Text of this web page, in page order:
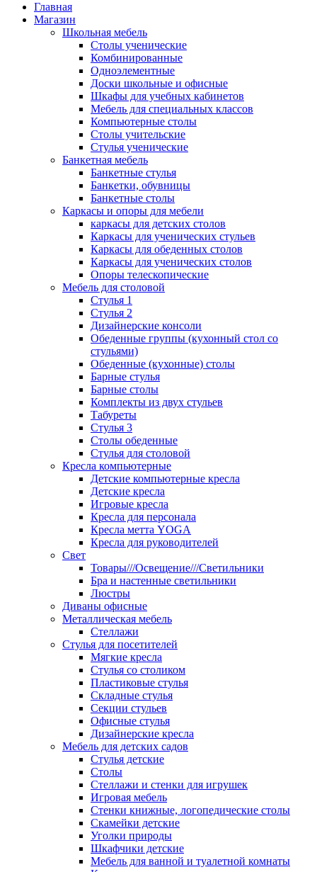
Главная
Магазин
Школьная мебель
Столы ученические
Комбинированные
Одноэлементные
Доски школьные и офисные
Шкафы для учебных кабинетов
Мебель для специальных классов
Компьютерные столы
Столы учительские
Стулья ученические
Банкетная мебель
Банкетные стулья
Банкетки, обувницы
Банкетные столы
Каркасы и опоры для мебели
каркасы для детских столов
Каркасы для ученических стульев
Каркасы для обеденных столов
Каркасы для ученических столов
Опоры телескопические
Мебель для столовой
Стулья 1
Стулья 2
Дизайнерские консоли
Обеденные группы (кухонный стол со
стульями)
Обеденные (кухонные) столы
Барные стулья
Барные столы
Комплекты из двух стульев
Табуреты
Стулья 3
Столы обеденные
Стулья для столовой
Кресла компьютерные
Детские компьютерные кресла
Детские кресла
Игровые кресла
Кресла для персонала
Кресла метта YOGA
Кресла для руководителей
Свет
Товары///Освещение///Светильники
Бра и настенные светильники
Люстры
Диваны офисные
Металлическая мебель
Стеллажи
Стулья для посетителей
Мягкие кресла
Стулья со столиком
Пластиковые стулья
Складные стулья
Секции стульев
Офисные стулья
Дизайнерские кресла
Мебель для детских садов
Стулья детские
Столы
Стеллажи и стенки для игрушек
Игровая мебель
Стенки книжные, логопедические столы
Скамейки детские
Уголки природы
Шкафчики детские
Мебель для ванной и туалетной комнаты